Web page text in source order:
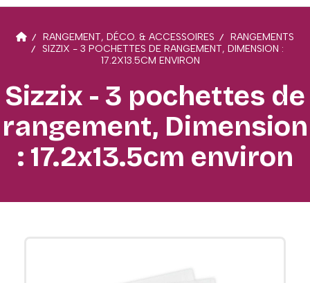
RANGEMENT, DÉCO. & ACCESSOIRES
RANGEMENTS
SIZZIX - 3 POCHETTES DE RANGEMENT, DIMENSION :
17.2X13.5CM ENVIRON
Sizzix - 3 pochettes de
rangement, Dimension
: 17.2x13.5cm environ